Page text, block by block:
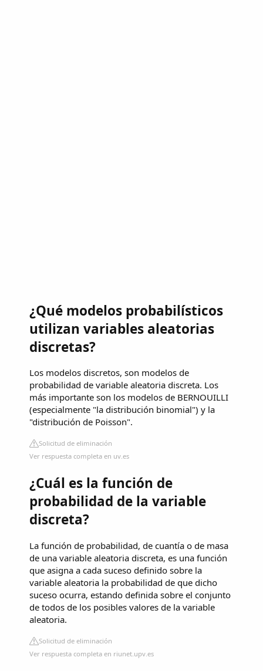
¿Qué modelos probabilísticos
utilizan variables aleatorias
discretas?
Los modelos discretos, son modelos de
probabilidad de variable aleatoria discreta. Los
más importante son los modelos de BERNOUILLI
(especialmente "la distribución binomial") y la
"distribución de Poisson".
Solicitud de eliminación
Ver respuesta completa en uv.es
¿Cuál es la función de
probabilidad de la variable
discreta?
La función de probabilidad, de cuantía o de masa
de una variable aleatoria discreta, es una función
que asigna a cada suceso definido sobre la
variable aleatoria la probabilidad de que dicho
suceso ocurra, estando definida sobre el conjunto
de todos de los posibles valores de la variable
aleatoria.
Solicitud de eliminación
Ver respuesta completa en riunet.upv.es